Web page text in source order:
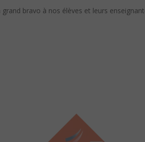
grand bravo à nos élèves et leurs